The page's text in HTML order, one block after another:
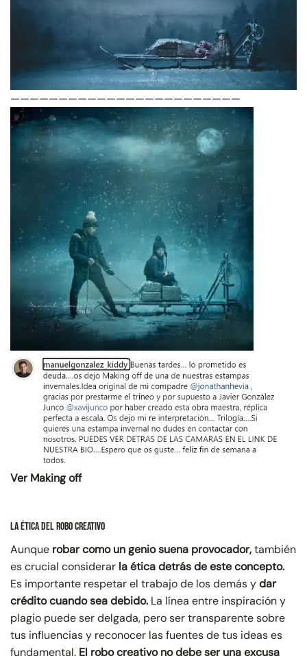
————————————————————————
Ver Making off
La Ética del Robo Creativo
Aunque robar como un genio suena provocador,también
es crucial considerar la ética detrás de este concepto.
Es importante respetar el trabajo de los demás ydar
crédito cuando sea debido. La línea entre inspiración y
plagio puede ser delgada, pero ser transparente sobre
tus influencias y reconocer las fuentes de tus ideas es
fundamental. El robo creativo no debe ser una excusa